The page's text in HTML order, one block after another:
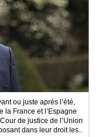
ou juste après l’été,
la France et l’Espagne
de justice de l’Union
dans leur droit les..